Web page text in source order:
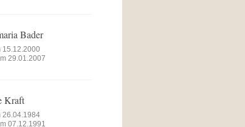
Bader
15.12.2000
29.01.2007
Kraft
26.04.1984
07.12.1991